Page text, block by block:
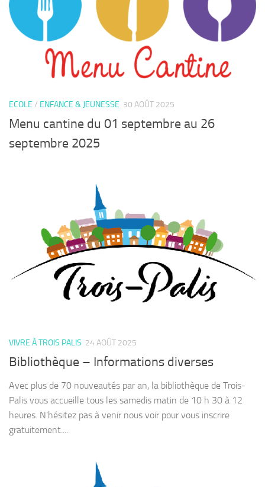
ECOLE / ENFANCE & JEUNESSE 30 AOÛT 2025
Menu cantine du 01 septembre au 26
septembre 2025
VIVRE À TROIS PALIS 24 AOÛT 2025
Bibliothèque – Informations diverses
Avec plus de 70 nouveautés par an, la bibliothèque de Trois-
Palis vous accueille tous les samedis matin de 10 h 30 à 12
heures. N’hésitez pas à venir nous voir pour vous inscrire
gratuitement....